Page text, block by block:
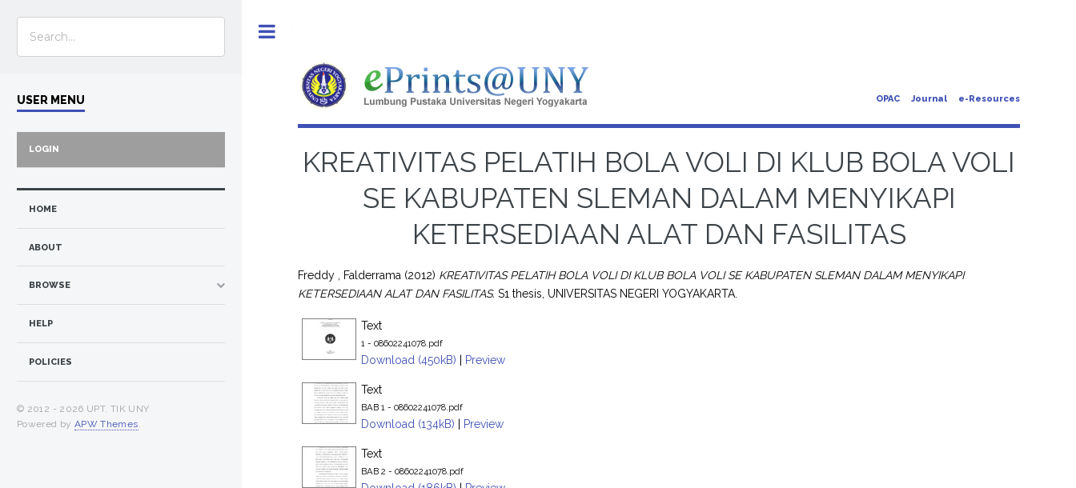
OPAC Journal e-Resources
KREATIVITAS PELATIH BOLA VOLI DI KLUB BOLA VOLI
SE KABUPATEN SLEMAN DALAM MENYIKAPI
KETERSEDIAAN ALAT DAN FASILITAS
Freddy , Falderrama (2012) KREATIVITAS PELATIH BOLA VOLI DI KLUB BOLA VOLI SE KABUPATEN SLEMAN DALAM MENYIKAPI
KETERSEDIAAN ALAT DAN FASILITAS. S1 thesis, UNIVERSITAS NEGERI YOGYAKARTA.
Text
1 - 08602241078.pdf
Download (450kB) | Preview
Text
BAB 1 - 08602241078.pdf
Download (134kB) | Preview
Text
BAB 2 - 08602241078.pdf
USER MENU
LOGIN
HOME
ABOUT
BROWSE
HELP
POLICIES
© 2012 - 2026 UPT. TIK UNY
Powered by APW Themes